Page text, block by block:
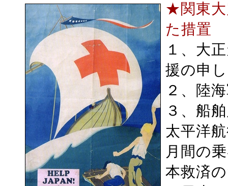
★関東大
た措置
１、大
援の申
２、陸
３、船
太平洋
月間の
本救済